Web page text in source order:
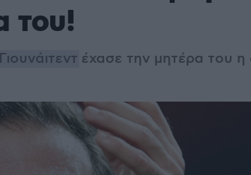
του!
έχασε την μητέρα του η